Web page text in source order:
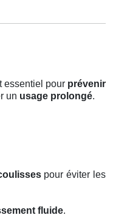
essentiel pour prévenir
un usage prolongé.
pour éviter les
fluide.